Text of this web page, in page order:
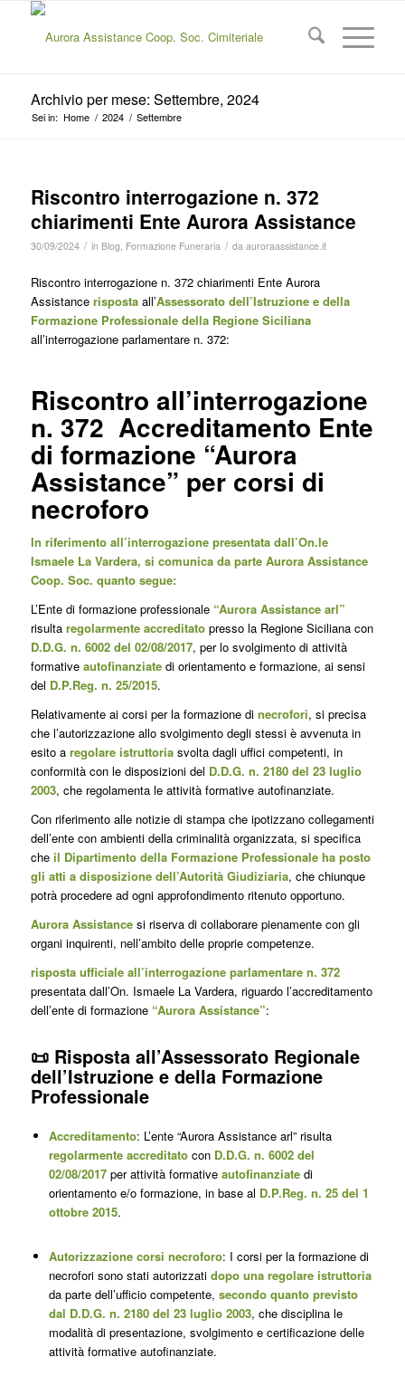
Archivio per mese: Settembre, 2024
Sei in: Home / 2024 / Settembre
Riscontro interrogazione n. 372
chiarimenti Ente Aurora Assistance
30/09/2024 / in Blog, Formazione Funeraria / da auroraassistance.it
Riscontro interrogazione n. 372 chiarimenti Ente Aurora
Assistance rispostaall’Assessorato dell’Istruzione e della
Formazione Professionale della Regione Siciliana
all’interrogazione parlamentare n. 372:
Riscontro all’interrogazione
n. 372 Accreditamento Ente
di formazione “Aurora
Assistance” per corsi di
necroforo
In riferimento all’interrogazione presentata dall’On.le
Ismaele La Vardera, si comunica da parte Aurora Assistance
Coop. Soc. quanto segue:
L’Ente di formazione professionale “Aurora Assistance arl”
risulta regolarmente accreditatopresso la Regione Siciliana con
D.D.G. n. 6002 del 02/08/2017, per lo svolgimento di attività
formative autofinanziatedi orientamento e formazione, ai sensi
del D.P.Reg. n. 25/2015.
Relativamente ai corsi per la formazione di necrofori, si precisa
che l’autorizzazione allo svolgimento degli stessi è avvenuta in
esito a regolare istruttoriasvolta dagli uffici competenti, in
conformità con le disposizioni del D.D.G. n. 2180 del 23 luglio
2003, che regolamenta le attività formative autofinanziate.
Con riferimento alle notizie di stampa che ipotizzano collegamenti
dell’ente con ambienti della criminalità organizzata, si specifica
che il Dipartimento della Formazione Professionale ha posto
gli atti a disposizione dell’Autorità Giudiziaria, che chiunque
potrà procedere ad ogni approfondimento ritenuto opportuno.
Aurora Assistancesi riserva di collaborare pienamente con gli
organi inquirenti, nell’ambito delle proprie competenze.
risposta ufficiale all’interrogazione parlamentare n. 372
presentata dall’On. Ismaele La Vardera, riguardo l’accreditamento
dell’ente di formazione “Aurora Assistance”:
📜 Risposta all’Assessorato Regionale
dell’Istruzione e della Formazione
Professionale
Accreditamento: L’ente “Aurora Assistance arl” risulta
regolarmente accreditatocon D.D.G. n. 6002 del
02/08/2017per attività formative autofinanziatedi
orientamento e/o formazione, in base al D.P.Reg. n. 25 del 1
ottobre 2015.
Autorizzazione corsi necroforo: I corsi per la formazione di
necrofori sono stati autorizzati dopo una regolare istruttoria
da parte dell’ufficio competente, secondo quanto previsto
dal D.D.G. n. 2180 del 23 luglio 2003, che disciplina le
modalità di presentazione, svolgimento e certificazione delle
attività formative autofinanziate.